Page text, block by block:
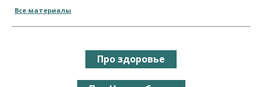
Все материалы
Про здоровье